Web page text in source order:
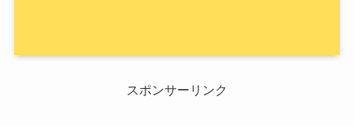
スポンサーリンク